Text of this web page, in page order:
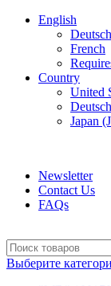
English
Deutsch
French
Country
United
Japan
Newsletter
Contact Us
FAQs
Выберите